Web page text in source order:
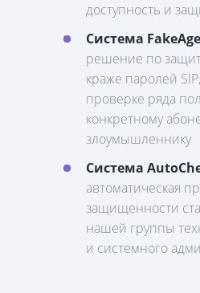
доступность и
Система
решение по
краже паролей
проверке ряда
конкретному
злоумышленнику
Система
автоматическая
защищенности
нашей группы
и системного